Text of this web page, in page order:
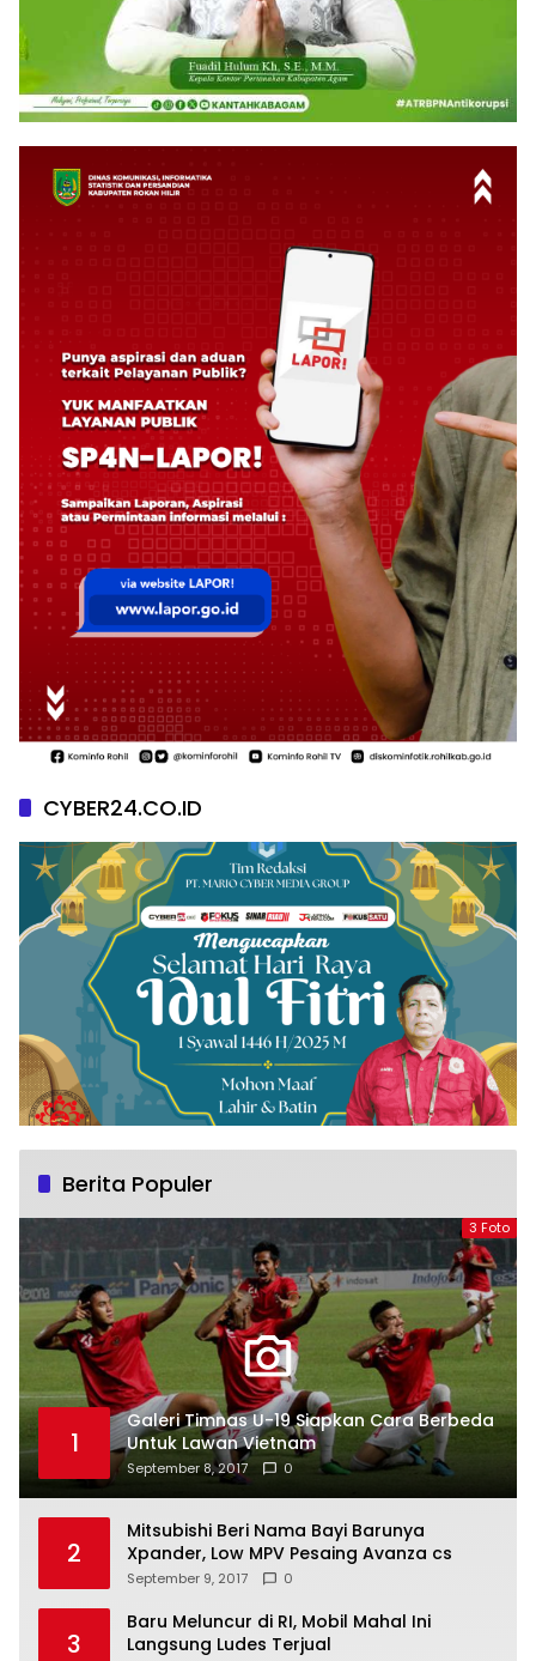
CYBER24.CO.ID
Berita Populer
3 Foto
1
Galeri Timnas U-19 Siapkan Cara Berbeda
Untuk Lawan Vietnam
September 8, 2017 0
2
Mitsubishi Beri Nama Bayi Barunya
Xpander, Low MPV Pesaing Avanza cs
September 9, 2017 0
3
Baru Meluncur di RI, Mobil Mahal Ini
Langsung Ludes Terjual